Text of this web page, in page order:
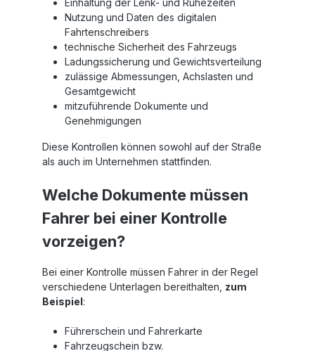
Einhaltung der Lenk- und Ruhezeiten
Nutzung und Daten des digitalen
Fahrtenschreibers
technische Sicherheit des Fahrzeugs
Ladungssicherung und Gewichtsverteilung
zulässige Abmessungen, Achslasten und
Gesamtgewicht
mitzuführende Dokumente und
Genehmigungen
Diese Kontrollen können sowohl auf der Straße
als auch im Unternehmen stattfinden.
Welche Dokumente müssen
Fahrer bei einer Kontrolle
vorzeigen?
Bei einer Kontrolle müssen Fahrer in der Regel
verschiedene Unterlagen bereithalten, zum
Beispiel:
Führerschein und Fahrerkarte
Fahrzeugschein bzw.